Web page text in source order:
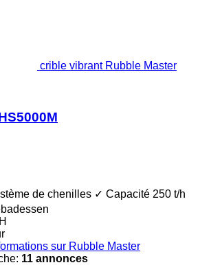
crible vibrant Rubble Master
de chenilles ✓ Capacité 250 t/h
sur Rubble Master
11 annonces